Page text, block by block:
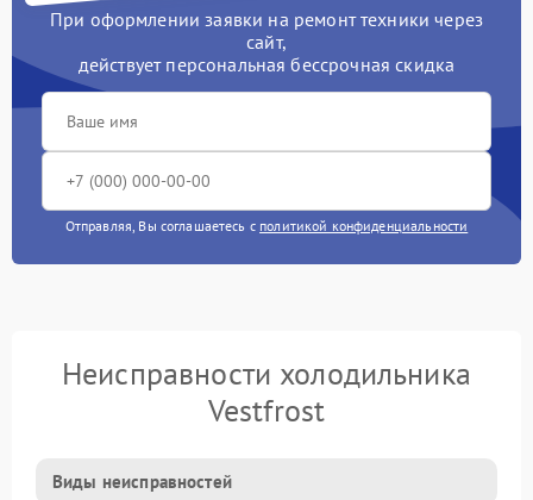
При оформлении заявки на ремонт техники через
сайт,
действует персональная бессрочная скидка
Отправляя, Вы соглашаетесь с политикой конфиденциальности
Неисправности холодильника
Vestfrost
Виды неисправностей